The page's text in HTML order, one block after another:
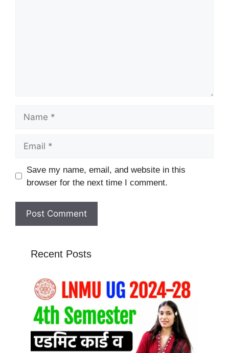
Name
Email
Website
Save my name, email, and website in this
browser for the next time I comment.
Recent Posts